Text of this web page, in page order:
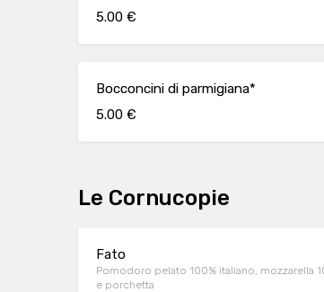
5.00 €
Bocconcini di parmigiana*
5.00 €
Le Cornucopie
Fato
Pomodoro pelato 100% italiano, mozzarella
e porchetta